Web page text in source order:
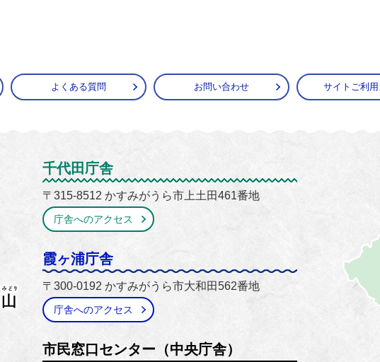
よくある質問 お問い合わせ サイトご利
かすみがうら市
千代田庁舎
〒315-8512 かすみがうら市上土田461番地
庁舎へのアクセス
霞ヶ浦庁舎
〒300-0192 かすみがうら市大和田562番地
庁舎へのアクセス
市民窓口センター（中央庁舎）